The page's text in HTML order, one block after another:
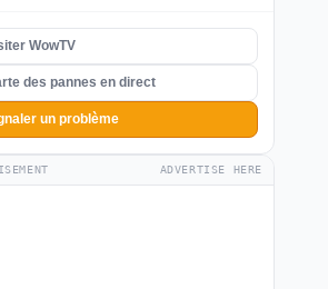
WowTV
des pannes en direct
un problème
ADVERTISE HERE